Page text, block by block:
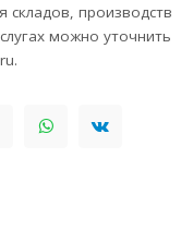
складов, производств
можно уточнить